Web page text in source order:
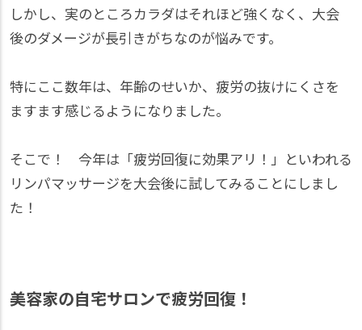
しかし、実のところカラダはそれほど強くなく、大会
後のダメージが長引きがちなのが悩みです。
特にここ数年は、年齢のせいか、疲労の抜けにくさを
ますます感じるようになりました。
そこで！ 今年は「疲労回復に効果アリ！」といわれる
リンパマッサージを大会後に試してみることにしまし
た！
美容家の自宅サロンで疲労回復！